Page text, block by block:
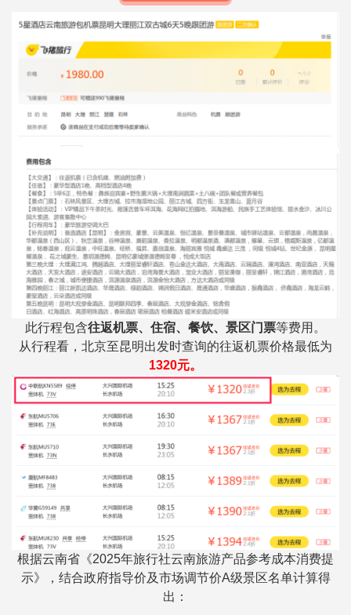
此行程包含往返机票、住宿、餐饮、景区门票等费用。
从行程看，北京至昆明出发时查询的往返机票价格最低为
1320元。
根据云南省《2025年旅行社云南旅游产品参考成本消费提
示》，结合政府指导价及市场调节价A级景区名单计算得
出：